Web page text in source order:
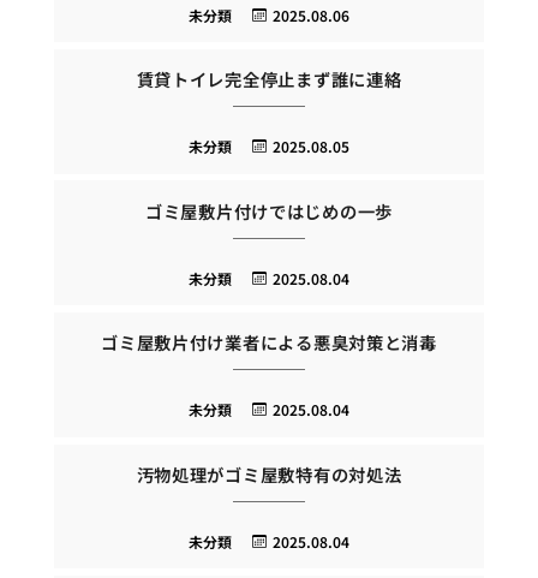
2025.08.06
未分類
賃貸トイレ完全停止まず誰に連絡
2025.08.05
未分類
ゴミ屋敷片付けではじめの一歩
2025.08.04
未分類
ゴミ屋敷片付け業者による悪臭対策と消毒
2025.08.04
未分類
汚物処理がゴミ屋敷特有の対処法
2025.08.04
未分類